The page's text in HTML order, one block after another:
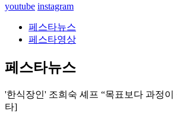
youtube instagram
페스타뉴스
페스타영상
페스타뉴스
'한식장인' 조희숙 셰프 “목표보다 과정이
타]